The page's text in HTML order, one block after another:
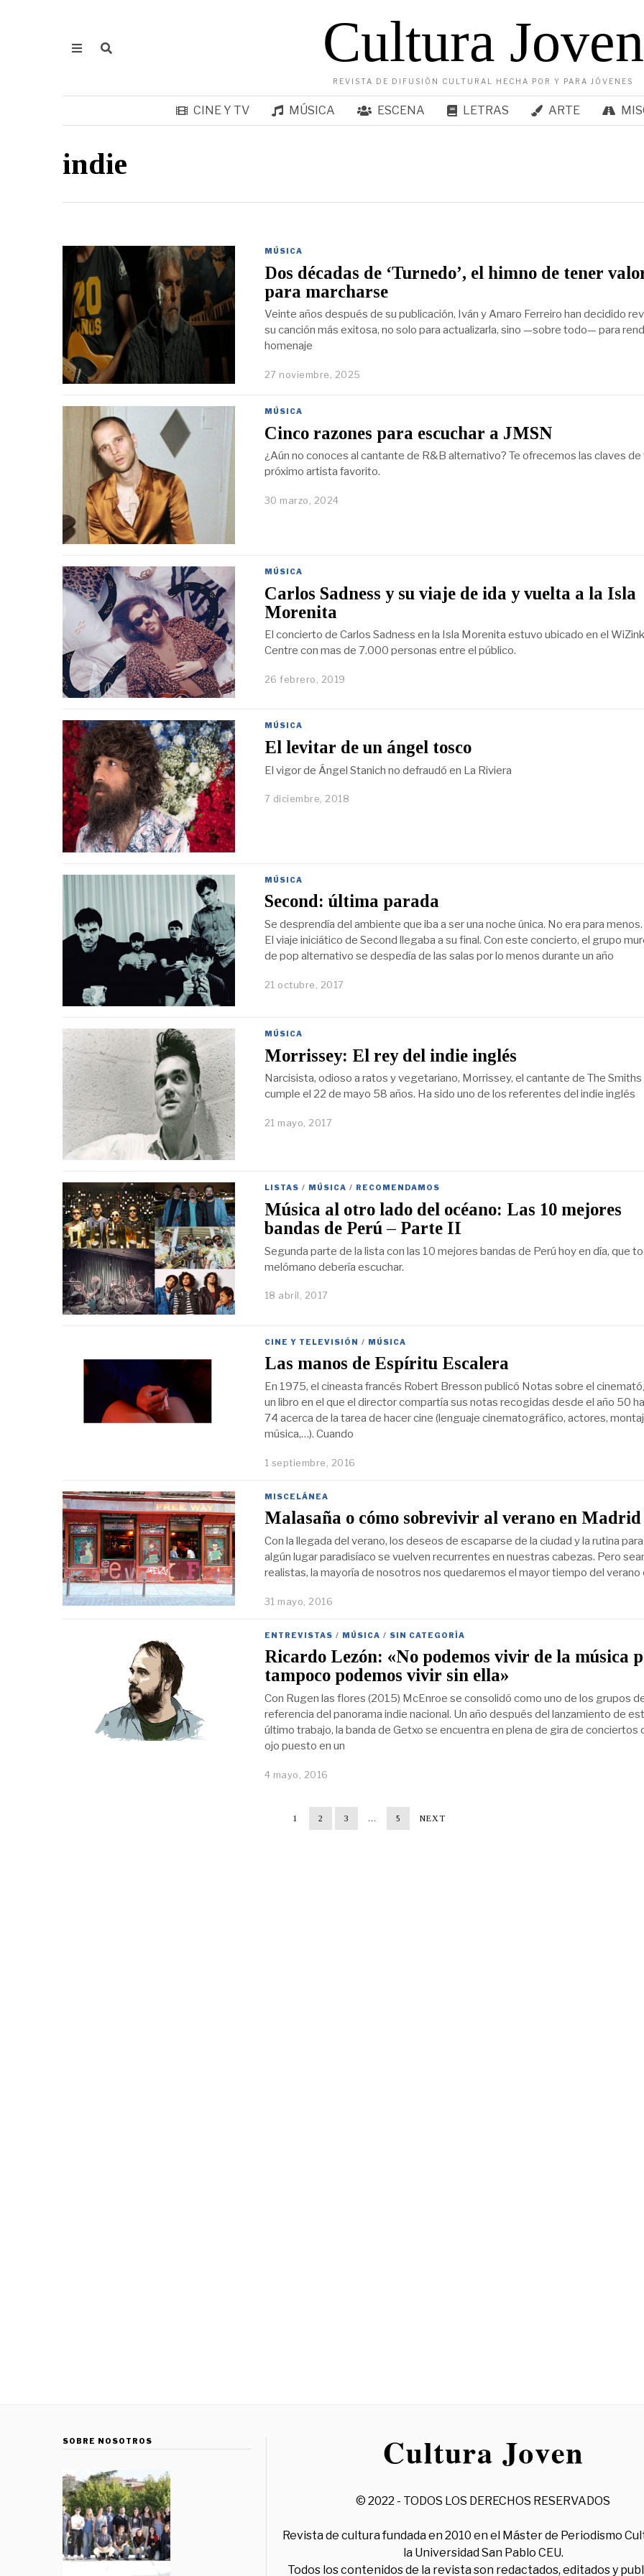
Cultura Joven
REVISTA DE DIFUSIÓN CULTURAL HECHA POR Y PARA JÓVENES
CINE Y TV MÚSICA ESCENA LETRAS ARTE
indie
MÚSICA
Dos décadas de ‘Turnedo’, el himno de tener
para marcharse
Veinte años después de su publicación, Iván y Amaro Ferreiro han decidido
su canción más exitosa, no solo para actualizarla, sino —sobre todo— para
homenaje
27 noviembre, 2025
MÚSICA
Cinco razones para escuchar a JMSN
¿Aún no conoces al cantante de R&B alternativo? Te ofrecemos las claves de
próximo artista favorito.
30 marzo, 2024
MÚSICA
Carlos Sadness y su viaje de ida y vuelta a la Isla
Morenita
El concierto de Carlos Sadness en la Isla Morenita estuvo ubicado en el WiZink
Centre con mas de 7.000 personas entre el público.
26 febrero, 2019
MÚSICA
El levitar de un ángel tosco
El vigor de Ángel Stanich no defraudó en La Riviera
7 diciembre, 2018
MÚSICA
Second: última parada
Se desprendía del ambiente que iba a ser una noche única. No era para menos.
El viaje iniciático de Second llegaba a su final. Con este concierto, el grupo
de pop alternativo se despedía de las salas por lo menos durante un año
21 octubre, 2017
MÚSICA
Morrissey: El rey del indie inglés
Narcisista, odioso a ratos y vegetariano, Morrissey, el cantante de The Smiths
cumple el 22 de mayo 58 años. Ha sido uno de los referentes del indie inglés
21 mayo, 2017
LISTAS / MÚSICA / RECOMENDAMOS
Música al otro lado del océano: Las 10 mejores
bandas de Perú – Parte II
Segunda parte de la lista con las 10 mejores bandas de Perú hoy en día, que
melómano debería escuchar.
18 abril, 2017
CINE Y TELEVISIÓN / MÚSICA
Las manos de Espíritu Escalera
En 1975, el cineasta francés Robert Bresson publicó Notas sobre el
un libro en el que el director compartía sus notas recogidas desde el año 50
74 acerca de la tarea de hacer cine (lenguaje cinematográfico, actores,
música,…). Cuando
1 septiembre, 2016
MISCELÁNEA
Malasaña o cómo sobrevivir al verano en Madrid
Con la llegada del verano, los deseos de escaparse de la ciudad y la rutina para
algún lugar paradisíaco se vuelven recurrentes en nuestras cabezas. Pero
realistas, la mayoría de nosotros nos quedaremos el mayor tiempo del verano
31 mayo, 2016
ENTREVISTAS / MÚSICA / SIN CATEGORÍA
Ricardo Lezón: «No podemos vivir de la música
tampoco podemos vivir sin ella»
Con Rugen las flores (2015) McEnroe se consolidó como uno de los grupos
referencia del panorama indie nacional. Un año después del lanzamiento de
último trabajo, la banda de Getxo se encuentra en plena de gira de conciertos
ojo puesto en un
4 mayo, 2016
1 2 3 … 5 NEXT
SOBRE NOSOTROS
© 2022 - TODOS LOS DERECHOS RESERVADOS
Revista de cultura fundada en 2010 en el Máster de Periodismo
la Universidad San Pablo CEU.
Todos los contenidos de la revista son redactados, editados y